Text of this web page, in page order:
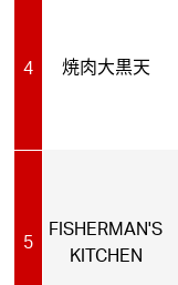
4 焼肉大黒天
5
FISHERMAN'S
KITCHEN